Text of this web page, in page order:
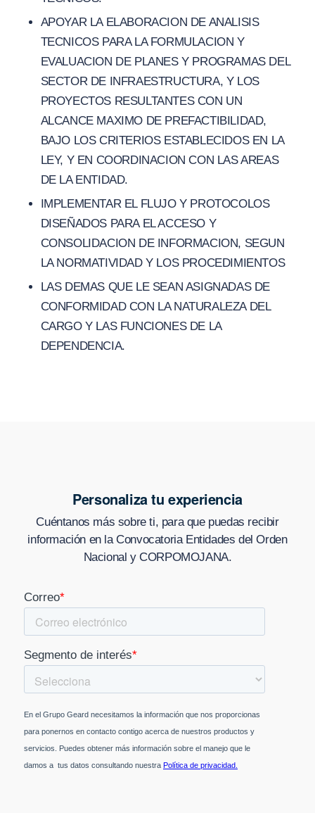
APOYAR LA ELABORACION DE ANALISIS
TECNICOS PARA LA FORMULACION Y
EVALUACION DE PLANES Y PROGRAMAS DEL
SECTOR DE INFRAESTRUCTURA, Y LOS
PROYECTOS RESULTANTES CON UN
ALCANCE MAXIMO DE PREFACTIBILIDAD,
BAJO LOS CRITERIOS ESTABLECIDOS EN LA
LEY, Y EN COORDINACION CON LAS AREAS
DE LA ENTIDAD.
IMPLEMENTAR EL FLUJO Y PROTOCOLOS
DISEÑADOS PARA EL ACCESO Y
CONSOLIDACION DE INFORMACION, SEGUN
LA NORMATIVIDAD Y LOS PROCEDIMIENTOS
LAS DEMAS QUE LE SEAN ASIGNADAS DE
CONFORMIDAD CON LA NATURALEZA DEL
CARGO Y LAS FUNCIONES DE LA
DEPENDENCIA.
Personaliza tu experiencia
Cuéntanos más sobre ti, para que puedas recibir
información en la Convocatoria Entidades del Orden
Nacional y CORPOMOJANA.